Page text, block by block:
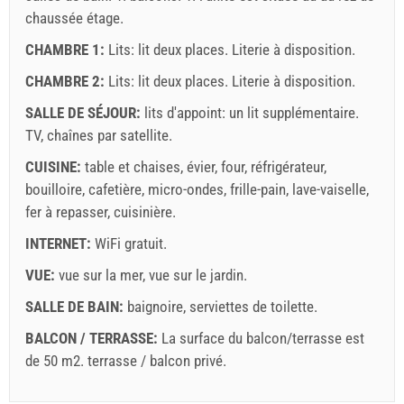
Termes et conditions du fournisseur
Réservez et attendez la confirmation
Si vous ne souhaitez pas réserver immédiatement et que
vous avez d'autres questions, veuillez les remplir et
cliquer sur "Envoyez une demande".
Envoyez une demande
chaussée étage.
CHAMBRE 1: Lits: lit deux places. Literie à disposition.
CHAMBRE 2: Lits: lit deux places. Literie à disposition.
SALLE DE SÉJOUR: lits d'appoint: un lit supplémentaire.
TV, chaînes par satellite.
CUISINE: table et chaises, évier, four, réfrigérateur,
bouilloire, cafetière, micro-ondes, frille-pain, lave-vaiselle,
fer à repasser, cuisinière.
INTERNET: WiFi gratuit.
VUE: vue sur la mer, vue sur le jardin.
SALLE DE BAIN: baignoire, serviettes de toilette.
BALCON / TERRASSE: La surface du balcon/terrasse est
de 50 m2. terrasse / balcon privé.